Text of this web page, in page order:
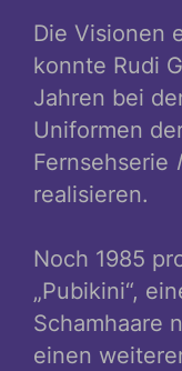
Die Visionen
konnte Rudi
Jahren bei
Uniformen
Fernsehserie
realisieren.
Noch 1985
„Pubikini“,
Schamhaare
einen